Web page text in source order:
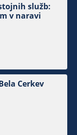
služb:
v naravi
Cerkev